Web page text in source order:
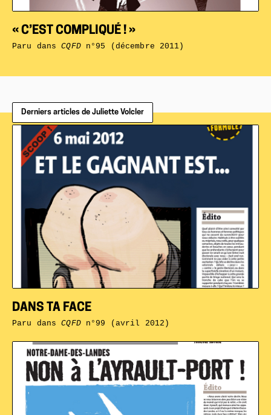
« C’EST COMPLIQUÉ ! »
Paru dansCQFDn°95 (décembre 2011)
Derniers articles de Juliette Volcler
DANS TA FACE
Paru dansCQFDn°99 (avril 2012)